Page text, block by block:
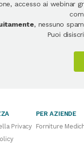
accesso ai webinar
, nessuno
Puoi
Privacy
PER AZIENDE
Forniture